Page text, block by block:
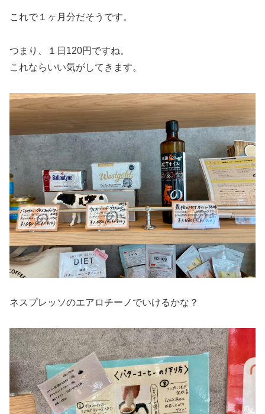
これで１ヶ月分だそうです。
つまり、１日120円ですね。
これならいい気がしてきます。
ネスプレッソのエアロチーノでいけるかな？